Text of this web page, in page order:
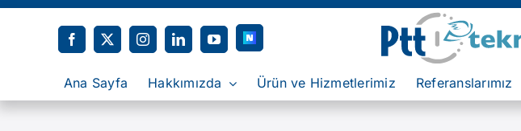
Skip
Ana Sayfa
Hakkımızda Ürün ve Hizmetlerimiz Referanslarımız